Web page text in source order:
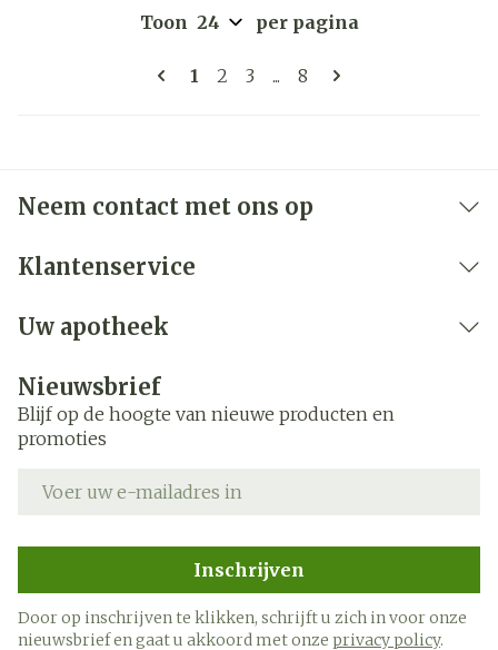
Pagina's
U lees momenteel pagina
1 Pagina
2 Pagina
3 ... Pagina
8
Toon per pagina
Neem contact met ons op
Klantenservice
Uw apotheek
Nieuwsbrief
Blijf op de hoogte van nieuwe producten en
promoties
Inschrijven
Door op inschrijven te klikken, schrijft u zich in voor onze
nieuwsbrief en gaat u akkoord met onze privacy policy.